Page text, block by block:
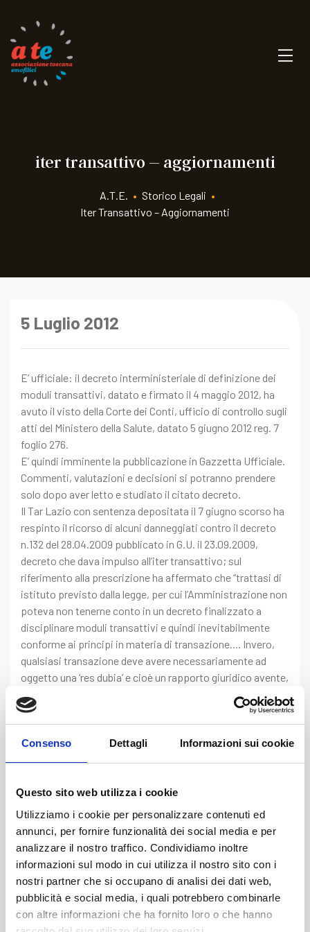
Consenso Dettagli Informazioni sui cookie
Questo sito web utilizza i cookie
Utilizziamo i cookie per personalizzare contenuti ed
annunci, per fornire funzionalità dei social media e per
analizzare il nostro traffico. Condividiamo inoltre
informazioni sul modo in cui utilizza il nostro sito con i
nostri partner che si occupano di analisi dei dati web,
pubblicità e social media, i quali potrebbero combinarle
con altre informazioni che ha fornito loro o che hanno
iter transattivo – aggiornamenti
A.T.E. • Storico Legali •
Iter Transattivo – Aggiornamenti
5 Luglio 2012
E’ ufficiale: il decreto interministeriale di definizione dei
moduli transattivi, datato e firmato il 4 maggio 2012, ha
avuto il visto della Corte dei Conti, ufficio di controllo sugli
atti del Ministero della Salute, datato 5 giugno 2012 reg. 7
foglio 276.
E’ quindi imminente la pubblicazione in Gazzetta Ufficiale.
Commenti, valutazioni e decisioni si potranno prendere
solo dopo aver letto e studiato il citato decreto.
Il Tar Lazio con sentenza depositata il 7 giugno scorso ha
respinto il ricorso di alcuni danneggiati contro il decreto
n.132 del 28.04.2009 pubblicato in G.U. il 23.09.2009,
decreto che dava impulso all’iter transattivo; sul
riferimento alla prescrizione ha affermato che “trattasi di
istituto previsto dalla legge, per cui l’Amministrazione non
poteva non tenerne conto in un decreto finalizzato a
disciplinare moduli transattivi e quindi inevitabilmente
conforme ai principi in materia di transazione.... Invero,
qualsiasi transazione deve avere necessariamente ad
oggetto una ‘res dubia’ e cioè un rapporto giuridico avente,
almeno nelle opinioni delle parti, un carattere di
incertezza... Proprio per questo, evidentemente, il
decreto in impugnativa ha non illegittimamente indicato la
necessità di tenere conto sia della prescrizione...
l’Amministrazione, prima di addivenire ad una transazione,
ovviamente non esiste in tutti i casi in cui è ragionevole
ritenere prescritta la pretesa del privato, alla luce delle
conferenti disposizioni di legge e degli orientamenti
giurisprudenziali”.
Visualizza l'allegato